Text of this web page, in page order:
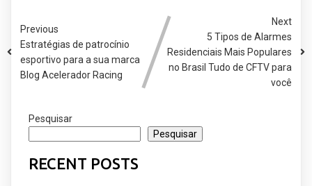
Previous
Estratégias de patrocínio
esportivo para a sua marca
Blog Acelerador Racing
Next
5 Tipos de Alarmes
Residenciais Mais Populares
no Brasil Tudo de CFTV para
você
Pesquisar
Pesquisar
RECENT POSTS